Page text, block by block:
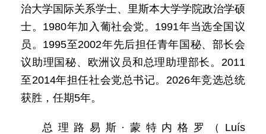
治大学国际关系学士、里斯本大学学院政治学硕
士。1980年加入葡社会党。1991年当选全国议
员。1995至2002年先后担任青年国秘、部长会
议助理国秘、欧洲议员和总理助理部长。2011
至2014年担任社会党总书记。2026年竞选总统
获胜，任期5年。
总理路易斯·蒙特内格罗（Luís